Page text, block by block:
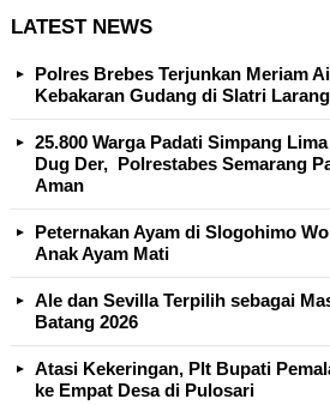
LATEST NEWS
Polres Brebes Terjunkan Meriam
Kebakaran Gudang di Slatri
25.800 Warga Padati Simpang
Dug Der, Polrestabes Semarang
Aman
Peternakan Ayam di Slogohimo
Anak Ayam Mati
Ale dan Sevilla Terpilih sebagai
Batang 2026
Atasi Kekeringan, Plt Bupati
ke Empat Desa di Pulosari